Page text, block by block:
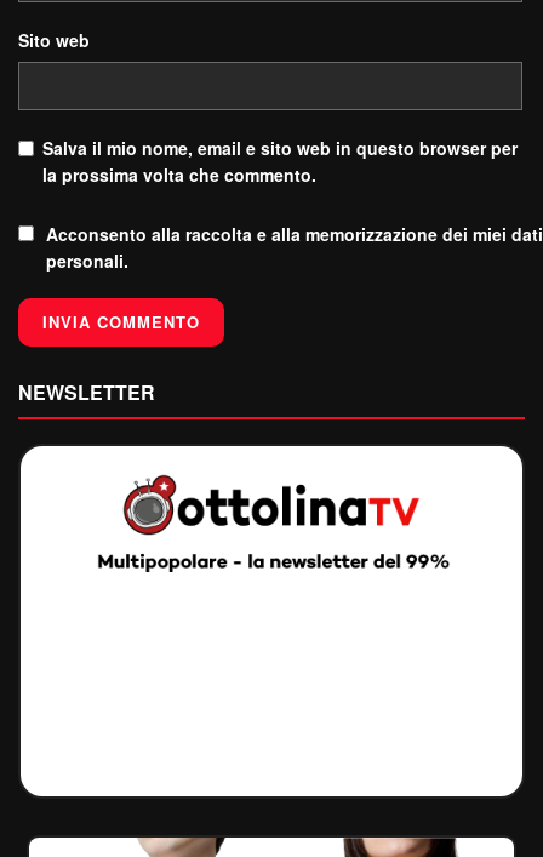
Sito web
Salva il mio nome, email e sito web in questo browser per
la prossima volta che commento.
Acconsento alla raccolta e alla memorizzazione dei miei dati
personali.
NEWSLETTER